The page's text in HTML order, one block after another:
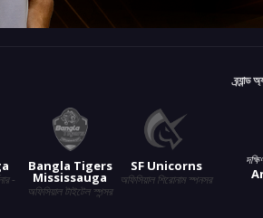
-
Bangla Tigers
Mississauga
অফিসিয়াল টাইটেল স্পন্সর
SF Unicorns
অফিসিয়াল শিরোনাম স্পনসর
ব্র্যান্ড